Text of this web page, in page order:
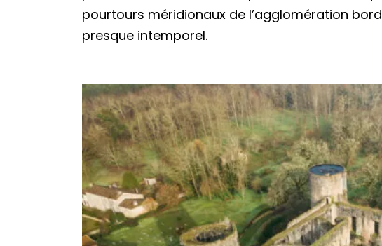
pourtours méridionaux de l’agglomération
presque intemporel.